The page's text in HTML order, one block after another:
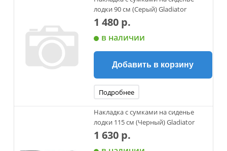
лодки 90 см (Серый) Gladiator
1 480 р.
в наличии
Добавить в корзину
Подробнее
Накладка с сумками на сиденье
лодки 115 см (Черный) Gladiator
1 630 р.